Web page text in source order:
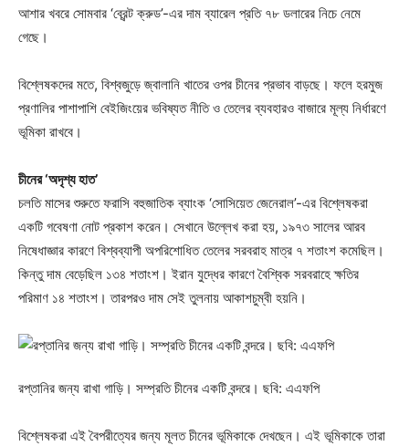
আশার খবরে সোমবার ‘ব্রেন্ট ক্রুড’-এর দাম ব্যারেল প্রতি ৭৮ ডলারের নিচে নেমে
গেছে।
বিশ্লেষকদের মতে, বিশ্বজুড়ে জ্বালানি খাতের ওপর চীনের প্রভাব বাড়ছে। ফলে হরমুজ
প্রণালির পাশাপাশি বেইজিংয়ের ভবিষ্যত নীতি ও তেলের ব্যবহারও বাজারে মূল্য নির্ধারণে
ভূমিকা রাখবে।
চীনের ‘অদৃশ্য হাত’
চলতি মাসের শুরুতে ফরাসি বহুজাতিক ব্যাংক ‘সোসিয়েত জেনেরাল’-এর বিশ্লেষকরা
একটি গবেষণা নোট প্রকাশ করেন। সেখানে উল্লেখ করা হয়, ১৯৭৩ সালের আরব
নিষেধাজ্ঞার কারণে বিশ্বব্যাপী অপরিশোধিত তেলের সরবরাহ মাত্র ৭ শতাংশ কমেছিল।
কিন্তু দাম বেড়েছিল ১৩৪ শতাংশ। ইরান যুদ্ধের কারণে বৈশ্বিক সরবরাহে ক্ষতির
পরিমাণ ১৪ শতাংশ। তারপরও দাম সেই তুলনায় আকাশচুম্বী হয়নি।
রপ্তানির জন্য রাখা গাড়ি। সম্প্রতি চীনের একটি বন্দরে। ছবি: এএফপি
বিশ্লেষকরা এই বৈপরীত্যের জন্য মূলত চীনের ভূমিকাকে দেখছেন। এই ভূমিকাকে তারা